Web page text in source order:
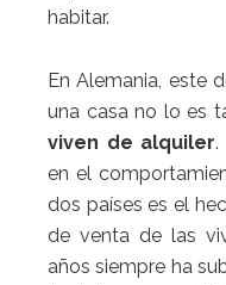
habitar.
En Alemania, este
una casa no lo es
viven de alquiler.
en el
dos países es el
de venta de las
años siempre ha